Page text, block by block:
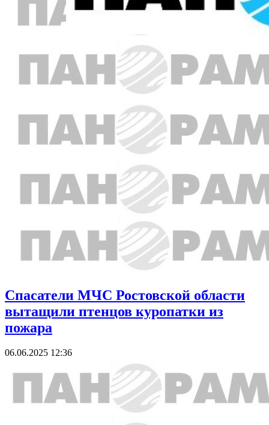
Спасатели МЧС Ростовской области
вытащили птенцов куропатки из
пожара
06.06.2025 12:36